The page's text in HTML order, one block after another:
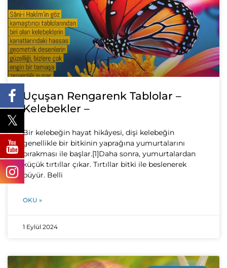
Uçuşan Rengarenk Tablolar –
Kelebekler –
Bir kelebeğin hayat hikâyesi, dişi kelebeğin
genellikle bir bitkinin yaprağına yumurtalarını
bırakması ile başlar.[1]Daha sonra, yumurtalardan
küçük tırtıllar çıkar. Tırtıllar bitki ile beslenerek
büyür. Belli
OKU »
1 Eylül 2024